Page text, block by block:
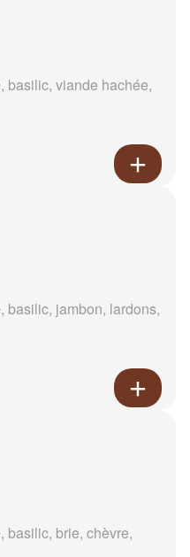
basilic, viande hachée,
basilic, jambon, lardons,
basilic, brie, chèvre,